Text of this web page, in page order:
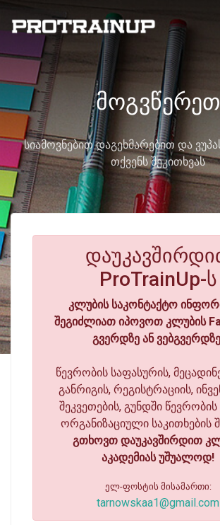
მოგვწერეთ
სიამოვნებით დაგეხმარებით და
თქვენს შეკითხვას
ProTrainUp-ს
კლუბის საკონტაქტო
შეგიძლიათ იპოვოთ კლუბის
გვერდზე ან
წევრობის საფასურის,
განრიგის, რეგისტრაციის,
შეკვეთების, გუნდში წევრობის
ორგანიზაციული საკითხების
გთხოვთ დაუკავშირდით
აკადემიას უშუალოდ!
ელ-ფოსტის მისამართი:
tarnowskaa1@gmail.com